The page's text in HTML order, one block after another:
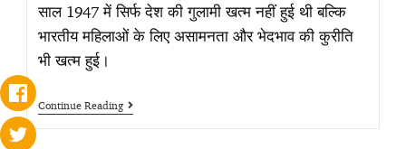
साल 1947 में सिर्फ देश की गुलामी खत्म नहीं हुई थी बल्कि
भारतीय महिलाओं के लिए असामनता और भेदभाव की कुरीति
भी खत्म हुई।
Continue Reading